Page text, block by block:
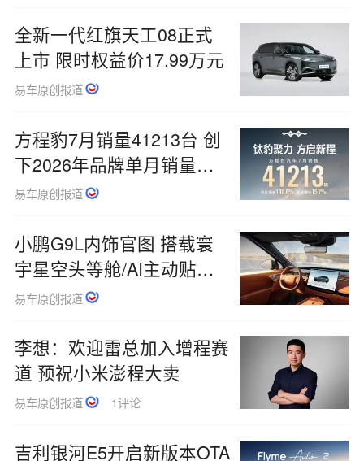
全新一代红旗天工08正式
上市 限时权益价17.99万元
易车原创报道
方程豹7月销量41213台 创
下2026年品牌单月销量新
高
易车原创报道
小鹏G9L内饰官图 搭载寰
宇星空头等舱/AI主动贴合
零重力座椅
易车原创报道
李想：欢迎雷总加入增程赛
道 预祝小米澎程大卖
易车原创报道 1评论
吉利银河E5开启新版本OTA